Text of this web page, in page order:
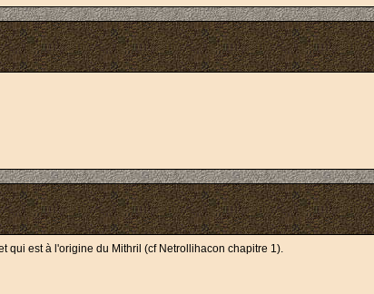
qui est à l'origine du Mithril (cf Netrollihacon chapitre 1).